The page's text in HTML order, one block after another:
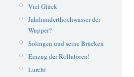
Viel Glück
Jahrhunderthochwasser der
Wupper?
Solingen und seine Brücken
Einzug der Rollatoren!
Lurchi